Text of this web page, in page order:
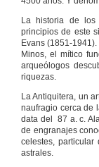
La historia de los
principios de este
Evans (1851-
Minos, el mítico
arqueólogos
riquezas.
La Antiquitera, un
naufragio cerca de
data del 87 a. c.
de engranajes
celestes,
astrales.